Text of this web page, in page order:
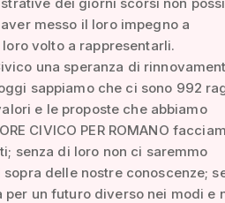
messo il loro impegno a
volto a rappresentarli.
una speranza di
sappiamo che ci sono 992
e le proposte che abbiamo
CIVICO PER ROMANO
senza di loro non ci saremmo
delle nostre conoscenze;
per un futuro diverso nei modi e